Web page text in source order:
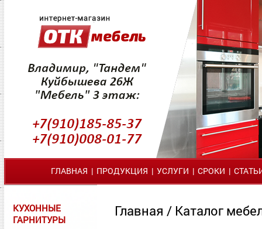
ГЛАВНАЯ | ПРОДУКЦИЯ | УСЛУГИ | СРОКИ |
КУХОННЫЕ
ГАРНИТУРЫ
Главная / Каталог